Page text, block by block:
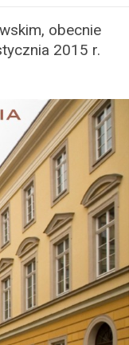
obecnie
2015 r.